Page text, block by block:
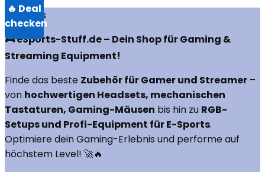
Über uns
🎮 eSports-Stuff.de – Dein Shop für Gaming &
Streaming Equipment!
Finde das beste Zubehör für Gamer und Streamer –
von hochwertigen Headsets, mechanischen
Tastaturen, Gaming-Mäusen bis hin zu RGB-
Setups und Profi-Equipment für E-Sports.
Optimiere dein Gaming-Erlebnis und performe auf
höchstem Level! 🚀🔥